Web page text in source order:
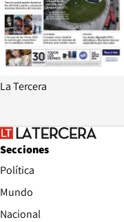
La Tercera
Secciones
Política
Mundo
Nacional